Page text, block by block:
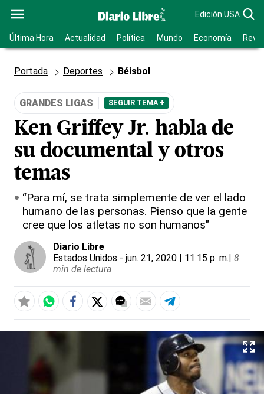
Edición USA
Última Hora Actualidad Política Mundo Economía
Portada Deportes Béisbol
GRANDES LIGAS SEGUIR TEMA +
Ken Griffey Jr. habla de
su documental y otros
temas
“Para mí, se trata simplemente de ver el lado
humano de las personas. Pienso que la gente
cree que los atletas no son humanos"
Diario Libre
Estados Unidos - jun. 21, 2020 | 11:15 p. m.| 8
min de lectura